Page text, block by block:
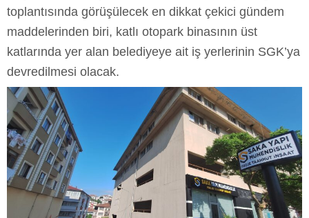
toplantısında görüşülecek en dikkat çekici gündem
maddelerinden biri, katlı otopark binasının üst
katlarında yer alan belediyeye ait iş yerlerinin SGK’ya
devredilmesi olacak.